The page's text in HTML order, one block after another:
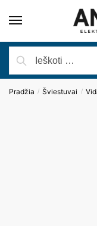
Pradžia / Šviestuvai /